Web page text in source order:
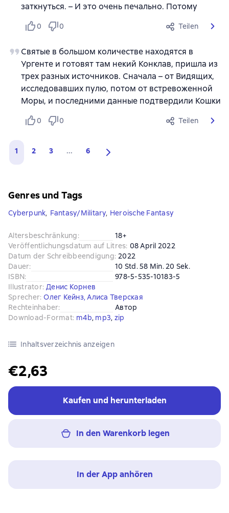
заткнуться. – И это очень печально. Потому
0 0 Teilen
Святые в большом количестве находятся в
Ургенте и готовят там некий Конклав, пришла из
трех разных источников. Сначала – от Видящих,
исследовавших пулю, потом от встревоженной
Моры, и последними данные подтвердили Кошки
0 0 Teilen
1 2 3 ... 6
Genres und Tags
Cyberpunk, Fantasy/Military, Heroische Fantasy
Altersbeschränkung:
18+
Veröffentlichungsdatum auf Litres: 08 April 2022
Datum der Schreibbeendigung: 2022
Dauer:
10 Std. 58 Min. 20 Sek.
ISBN:
978-5-535-10183-5
Illustrator: Денис Корнев
Sprecher: Олег Кейнз,Алиса Тверская
Rechteinhaber:
Автор
Download-Format: m4b, mp3, zip
Inhaltsverzeichnis anzeigen
€2,63
Kaufen und herunterladen
In den Warenkorb legen
In der App anhören